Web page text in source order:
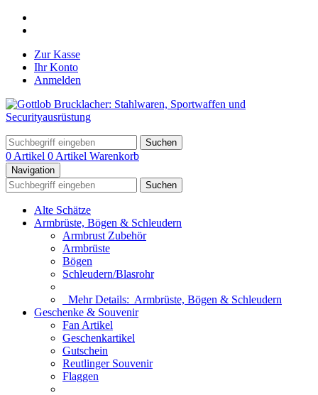
Zur Kasse
Ihr Konto
Anmelden
Suchen
0 Artikel 0 Artikel Warenkorb
Navigation
Suchen
Alte Schätze
Armbrüste, Bögen & Schleudern
Armbrust Zubehör
Armbrüste
Bögen
Schleudern/Blasrohr
Mehr Details: Armbrüste, Bögen & Schleudern
Geschenke & Souvenir
Fan Artikel
Geschenkartikel
Gutschein
Reutlinger Souvenir
Flaggen